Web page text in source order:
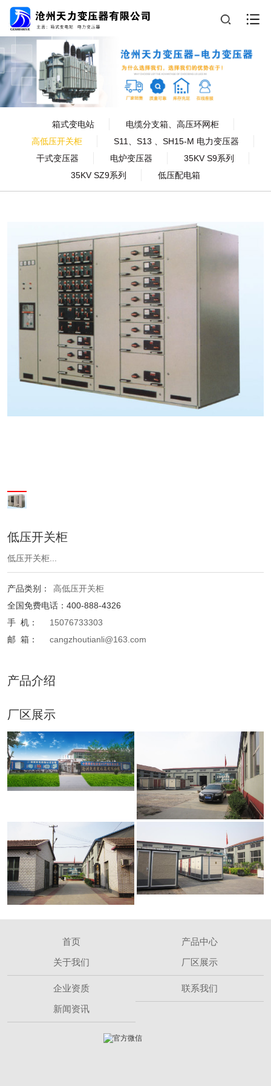
箱式变电站
电缆分支箱、高压环网柜
高低压开关柜
S11、S13 、SH15-M 电力变压器
干式变压器
电炉变压器
35KV S9系列
35KV SZ9系列
低压配电箱
低压开关柜
低压开关柜...
产品类别：
高低压开关柜
全国免费电话：400-888-4326
手 机：
15076733303
邮 箱：
cangzhoutianli@163.com
产品介绍
厂区展示
首页
关于我们
产品中心
厂区展示
企业资质
新闻资讯
联系我们